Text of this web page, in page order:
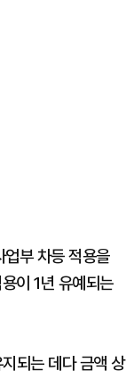
부 차등 적용을
이 1년 유예되는
되는 데다 금액 상